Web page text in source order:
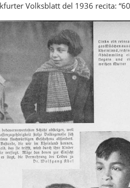
Volksblatt del 1936 recita: